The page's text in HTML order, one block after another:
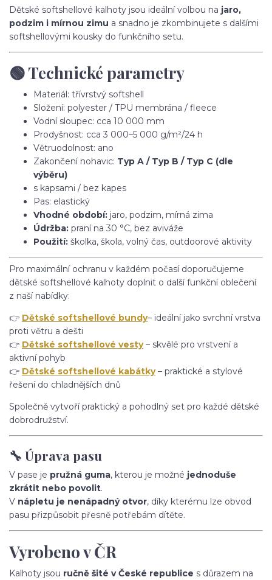
Dětské softshellové kalhoty jsou ideální volbou na jaro,
podzim i mírnou zimu a snadno je zkombinujete s dalšími
softshellovými kousky do funkčního setu.
🟢 Technické parametry
Materiál: třívrstvý softshell
Složení: polyester / TPU membrána / fleece
Vodní sloupec: cca 10 000 mm
Prodyšnost: cca 3 000–5 000 g/m²/24 h
Větruodolnost: ano
Zakončení nohavic: Typ A / Typ B / Typ C (dle
výběru)
s kapsami / bez kapes
Pas: elastický
Vhodné období: jaro, podzim, mírná zima
Údržba: praní na 30 °C, bez aviváže
Použití: školka, škola, volný čas, outdoorové aktivity
Pro maximální ochranu v každém počasí doporučujeme
dětské softshellové kalhoty doplnit o další funkční oblečení
z naší nabídky:
👉 Dětské softshellové bundy– ideální jako svrchní vrstva
proti větru a dešti
👉 Dětské softshellové vesty– skvělé pro vrstvení a
aktivní pohyb
👉 Dětské softshellové kabátky– praktické a stylové
řešení do chladnějších dnů
Společně vytvoří praktický a pohodlný set pro každé dětské
dobrodružství.
🔧 Úprava pasu
V pase je pružná guma, kterou je možné jednoduše
zkrátit nebo povolit.
V nápletu je nenápadný otvor, díky kterému lze obvod
pasu přizpůsobit přesně potřebám dítěte.
Vyrobeno v ČR
Kalhoty jsou ručně šité v České republice s důrazem na